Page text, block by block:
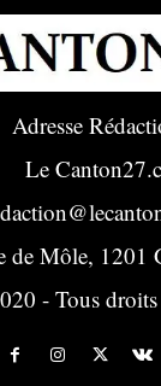
Adresse
Le
de Môle, 1201
- Tous droits